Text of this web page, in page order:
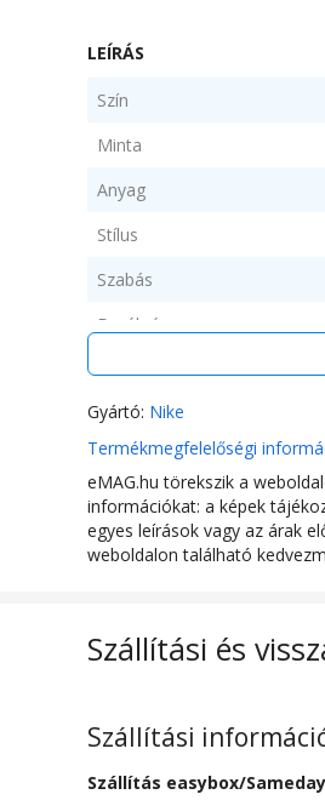
LEÍRÁS
Szín
Minta
Anyag
Stílus
Szabás
Derékrész
Zsebek
Hossz
Zárószerkezet
ÖSSZETÉTEL
Gyártó: Nike
Termékmegfelelőségi
eMAG.hu törekszik a
információkat: a képek
egyes leírások vagy az árak
weboldalon található
Szállítási és
Szállítási
Szállítás easybox/